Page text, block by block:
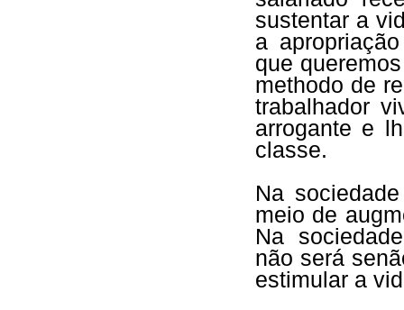
sustentar a
a
que
methodo de
trabalhador
arrogante e
classe.
Na
meio de
Na
não será
estimular a